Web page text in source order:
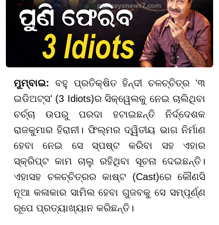
ମୁମ୍ବାଇ: ବହୁ ପ୍ରତିକ୍ଷିତ ହିନ୍ଦୀ ଚଳଚ୍ଚିତ୍ର '୩
ଇଡିଅଟ୍ସ' (3 Idiots)ର ସିକ୍ୱେଲକୁ ନେଇ ଚାଲିଥିବା
ଚର୍ଚ୍ଚା ଉପରୁ ପରଦା ହଟାଇଛନ୍ତି ନିର୍ଦ୍ଦେଶକ
ରାଜକୁମାର ହିରାନୀ। ଫିଲ୍ମର ଦ୍ୱିତୀୟ ଭାଗ ନିର୍ମାଣ
ହେବା ନେଇ ସେ ସ୍ପଷ୍ଟ କରିବା ସହ ଏହାର
ସ୍କ୍ରିପ୍ଟ କାମ ଚାଲୁ ରହିଥିବା ସୂଚନା ଦେଇଛନ୍ତି।
ଏହାସହ ଚଳଚ୍ଚିତ୍ରର କାଷ୍ଟ (Cast)ରେ କୌଣସି
ନୂଆ କଳାକାର ସାମିଲ ହେବା ଗୁଜବକୁ ସେ ସମ୍ପୂର୍ଣ୍ଣ
ରୂପେ ପ୍ରତ୍ୟାଖ୍ୟାନ କରିଛନ୍ତି।